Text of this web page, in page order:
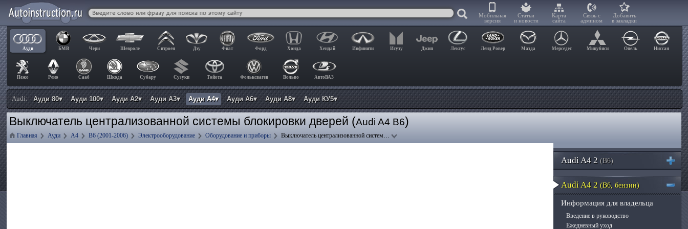
Мобильная
версия
Статьи
и новости
Карта
сайта
Связь с
админом
Добавить
в закладки
Ауди БМВ Чери Шевроле Ситроен Дэу Фиат Форд Хонда Хендай Инфинити Исузу Джип Лексус Ленд Ровер Мазда Мерседес Мицубиси Опель Ниссан
Пежо Рено Сааб Шкода Субару Сузуки Тойота Фольксваген Вольво АвтоВАЗ
Audi: Ауди 80▾ Ауди 100▾ Ауди А2▾ Ауди А3▾ Ауди А4▾ Ауди А6▾ Ауди А8▾ Ауди КУ5▾
Выключатель централизованной системы блокировки дверей (Audi A4 B6)
Главная Ауди А4 B6 (2001-2006) Электрооборудование Оборудование и приборы Выключатель централизованной систем…
Audi A4 2 (B6)
Audi A4 2 (B6, бензин)
Информация для владельца
Введение в руководство
Ежедневный уход